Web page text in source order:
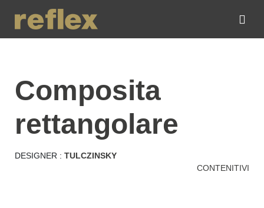
composita
rettangolare
DESIGNER : TULCZINSKY
CONTENITIVI